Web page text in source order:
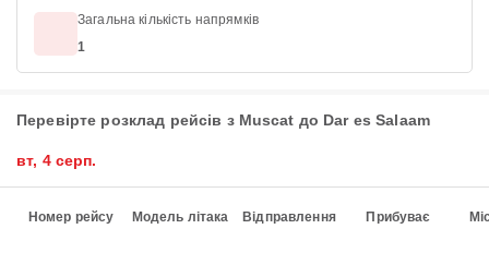
Загальна кількість напрямків
1
Перевірте розклад рейсів з Muscat до Dar es Salaam
вт, 4 серп.
Номер рейсу Модель літака Відправлення Прибуває